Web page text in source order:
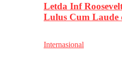
Letda Inf
Lulus Cum
Internasional